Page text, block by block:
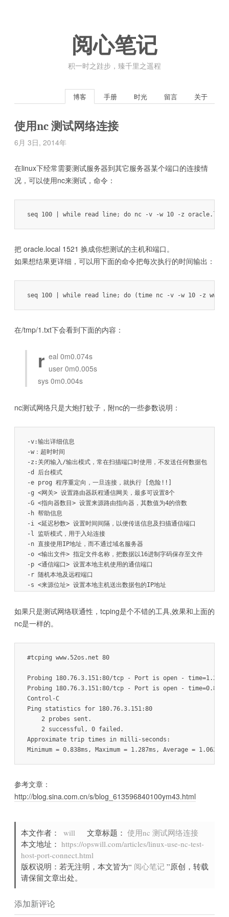
阅心笔记
积一时之跬步，臻千里之遥程
博客 手册 时光 留言 关于
使用nc 测试网络连接
6月 3日, 2014年
在linux下经常需要测试服务器到其它服务器某个端口的连接情
况，可以使用nc来测试，命令：
seq 100 | while read line; do nc -v -w 10 -z oracle.local
把 oracle.local 1521 换成你想测试的主机和端口。
如果想结果更详细，可以用下面的命令把每次执行的时间输出：
seq 100 | while read line; do (time nc -v -w 10 -z
在/tmp/1.txt下会看到下面的内容：
r eal 0m0.074s
user 0m0.005s
sys 0m0.004s
nc测试网络只是大炮打蚊子，附nc的一些参数说明：
-v:输出详细信息
-w：超时时间
-z:关闭输入/输出模式，常在扫描端口时使用，不发送任何数据包
-d 后台模式
-e prog 程序重定向，一旦连接，就执行 [危险!!]
-g <网关> 设置路由器跃程通信网关，最多可设置8个
-G <指向器数目> 设置来源路由指向器，其数值为4的倍数
-h 帮助信息
-i <延迟秒数> 设置时间间隔，以便传送信息及扫描通信端口
-l 监听模式，用于入站连接
-n 直接使用IP地址，而不通过域名服务器
-o <输出文件> 指定文件名称，把数据以16进制字码保存至文件
-p <通信端口> 设置本地主机使用的通信端口
-r 随机本地及远程端口
-s <来源位址> 设置本地主机送出数据包的IP地址
-v 详细输出--用两个-v可得到更详细的内容
如果只是测试网络联通性，tcping是个不错的工具,效果和上面的
nc是一样的。
#tcping www.52os.net 80
Probing 180.76.3.151:80/tcp - Port is open -
Probing 180.76.3.151:80/tcp - Port is open -
Control-C
Ping statistics for 180.76.3.151:80
    2 probes sent.
    2 successful, 0 failed.
Approximate trip times in milli-seconds:
参考文章：
http://blog.sina.com.cn/s/blog_613596840100ym43.html
本文作者： will 文章标题： 使用nc 测试网络连接
本文地址： https://opswill.com/articles/linux-use-nc-test-
host-port-connect.html
版权说明：若无注明，本文皆为“ 阅心笔记 ”原创，转载
请保留文章出处。
添加新评论